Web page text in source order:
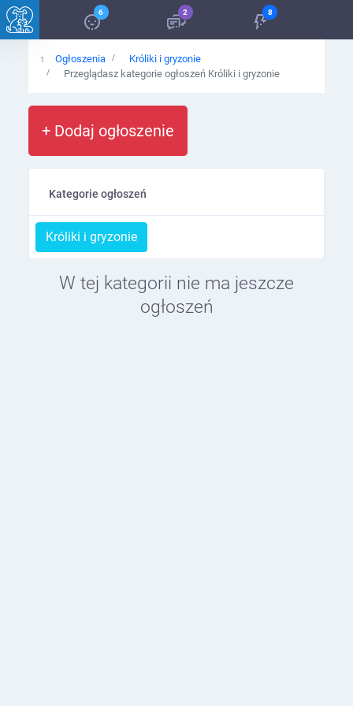
6 2 8
Ogłoszenia
Króliki i gryzonie
Przeglądasz kategorie ogłoszeń Króliki i gryzonie
+ Dodaj ogłoszenie
Kategorie ogłoszeń
Króliki i gryzonie
W tej kategorii nie ma jeszcze
ogłoszeń